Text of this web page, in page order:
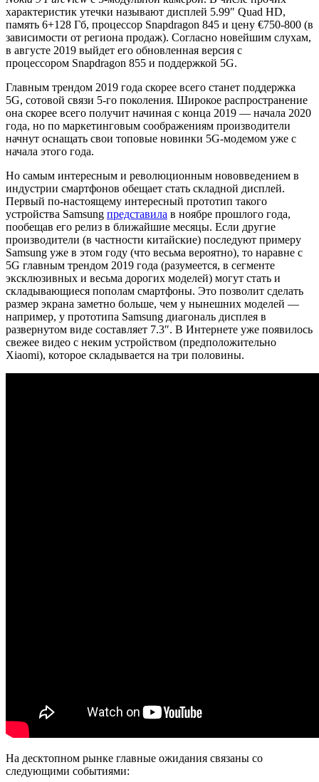
характеристик утечки называют дисплей 5.99″ Quad HD,
память 6+128 Гб, процессор Snapdragon 845 и цену €750-800 (в
зависимости от региона продаж). Согласно новейшим слухам,
в августе 2019 выйдет его обновленная версия с
процессором Snapdragon 855 и поддержкой 5G.
Главным трендом 2019 года скорее всего станет поддержка
5G, сотовой связи 5-го поколения. Широкое распространение
она скорее всего получит начиная с конца 2019 — начала 2020
года, но по маркетинговым соображениям производители
начнут оснащать свои топовые новинки 5G-модемом уже с
начала этого года.
Но самым интересным и революционным нововведением в
индустрии смартфонов обещает стать складной дисплей.
Первый по-настоящему интересный прототип такого
устройства Samsung представила в ноябре прошлого года,
пообещав его релиз в ближайшие месяцы. Если другие
производители (в частности китайские) последуют примеру
Samsung уже в этом году (что весьма вероятно), то наравне с
5G главным трендом 2019 года (разумеется, в сегменте
эксклюзивных и весьма дорогих моделей) могут стать и
складывающиеся пополам смартфоны. Это позволит сделать
размер экрана заметно больше, чем у нынешних моделей —
например, у прототипа Samsung диагональ дисплея в
развернутом виде составляет 7.3″. В Интернете уже появилось
свежее видео с неким устройством (предположительно
Xiaomi), которое складывается на три половины.
На десктопном рынке главные ожидания связаны со
следующими событиями: